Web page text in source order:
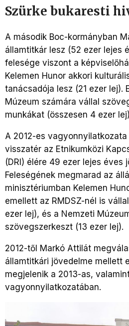
Szürke bukaresti
A második Boc-kormányban
államtitkár lesz (52 ezer lejes
felesége viszont a
Kelemen Hunor akkori
tanácsadója lesz (21 ezer lej).
Múzeum számára vállal
munkákat (összesen 4 ezer
A 2012-es
visszatér az Etnikumközi
(DRI) élére 49 ezer lejes éves
Feleségének megmarad az
minisztériumban Kelemen
emellett az RMDSZ-nél is
ezer lej), és a Nemzeti
szövegszerkeszt (13 ezer lej).
2012-től Markó Attilát
államtitkári jövedelme mellett
megjelenik a 2013-as,
vagyonnyilatkozatában.